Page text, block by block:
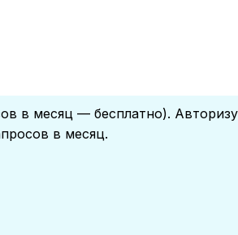
в месяц — бесплатно).
в месяц.